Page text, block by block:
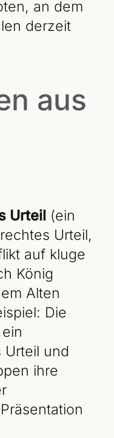
an dem
derzeit
aus
Urteil(ein
Urteil,
auf kluge
König
Alten
Die
Urteil und
ihre